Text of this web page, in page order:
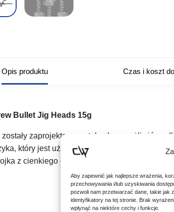
Aby zapewnić jak najlepsze wrażenia,
przechowywania i/lub uzyskiwania
pozwoli nam przetwarzać dane, takie jak
identyfikatory na tej stronie. Brak
wpłynąć na niektóre cechy i funkcje.
Opis produktu Czas i koszt
Bullet Jig Heads 15g
zaprojektowane tak, aby umożliwić
który jest używany w zwykłych główkach
z cienkiego drutu może wpłynąć na